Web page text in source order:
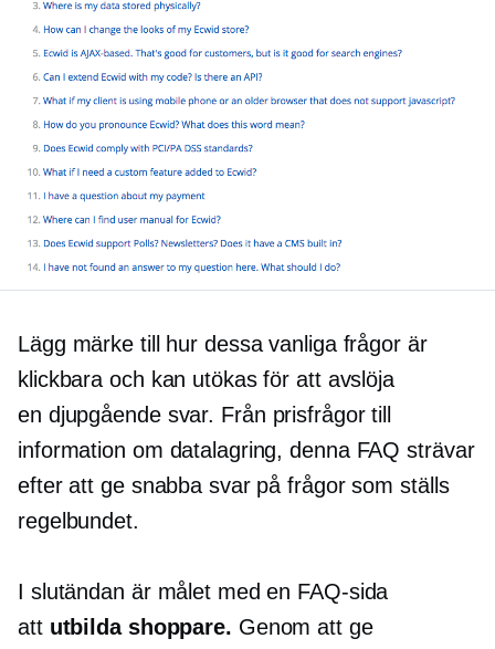
Lägg märke till hur dessa vanliga frågor är
klickbara och kan utökas för att avslöja
en djupgåendesvar. Från prisfrågor till
information om datalagring, denna FAQ strävar
efter att ge snabba svar på frågor som ställs
regelbundet.
I slutändan är målet med en FAQ-sida
att utbilda shoppare. Genom att ge